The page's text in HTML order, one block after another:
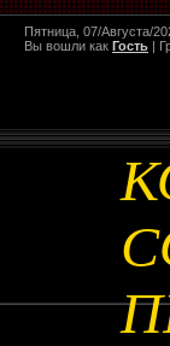
Пятница, 07/Августа/
Вы вошли как Гость |